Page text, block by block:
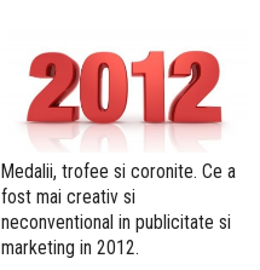
Medalii, trofee si coronite. Ce a
fost mai creativ si
neconventional in publicitate si
marketing in 2012.